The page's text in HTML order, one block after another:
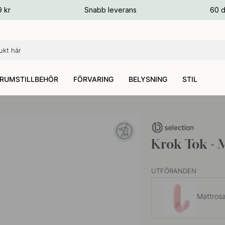
kr Snabb leverans 60
FÖRVARING BELYSNING STIL
Krok Tok -
UTFÖRANDEN
Mattrosa